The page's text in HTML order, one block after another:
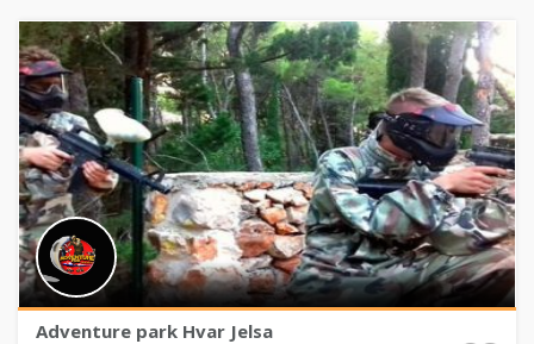
Adventure park Hvar Jelsa